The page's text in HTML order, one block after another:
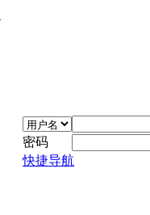
密码
快捷导航